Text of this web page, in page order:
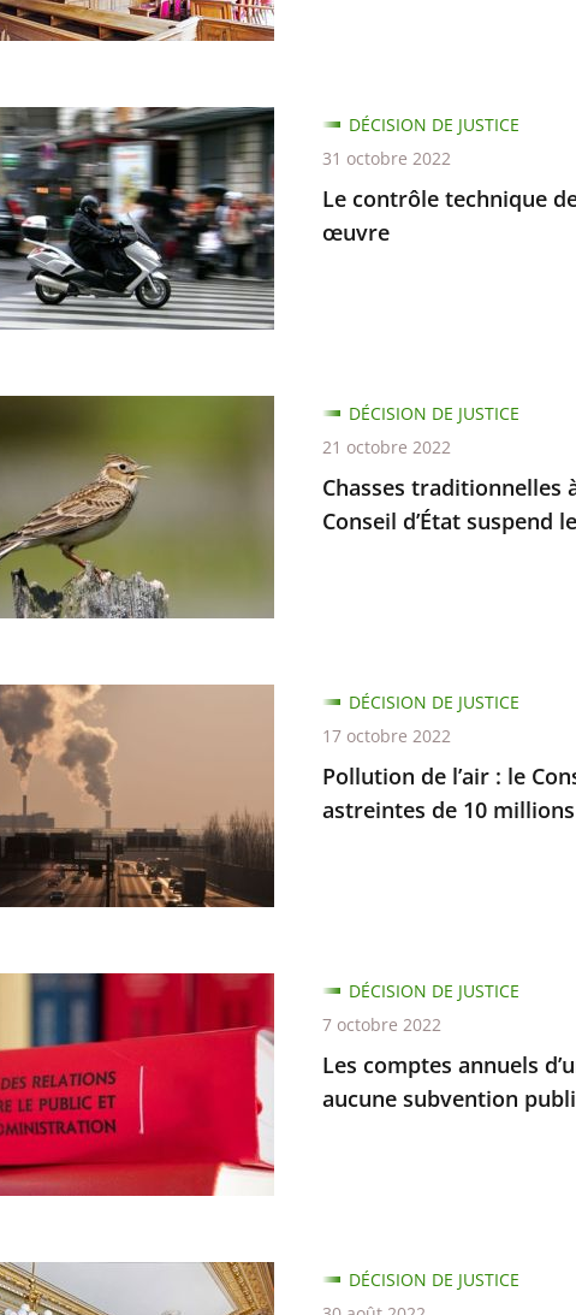
Le contrôle technique
œuvre
DÉCISION DE JUSTICE
31 octobre 2022
Chasses traditionnelles
Conseil d’État suspend
DÉCISION DE JUSTICE
21 octobre 2022
Pollution de l’air : le
astreintes de 10 millions
DÉCISION DE JUSTICE
17 octobre 2022
Les comptes annuels
aucune subvention
DÉCISION DE JUSTICE
7 octobre 2022
DÉCISION DE JUSTICE